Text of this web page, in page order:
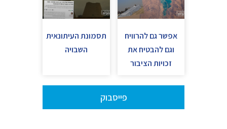
אפשר גם להרוויח
וגם להבטיח את
זכויות הציבור
תסמונת העיתונאית
השבויה
פייסבוק